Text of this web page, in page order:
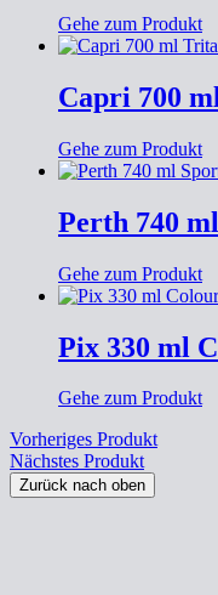
Gehe zum Produkt
Capri 700
Gehe zum Produkt
Perth 740
Gehe zum Produkt
Pix 330 ml
Gehe zum Produkt
Vorheriges Produkt
Nächstes Produkt
Zurück nach oben